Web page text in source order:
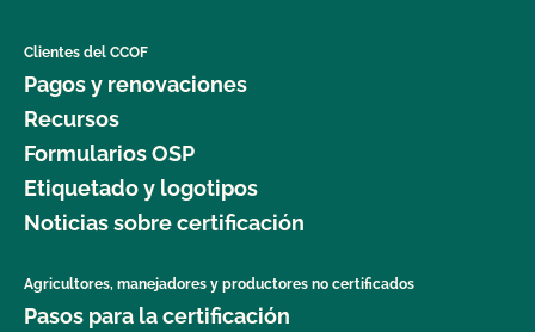
Clientes del CCOF
Pagos y renovaciones
Recursos
Formularios OSP
Etiquetado y logotipos
Noticias sobre certificación
Agricultores, manejadores y productores no certificados
Pasos para la certificación